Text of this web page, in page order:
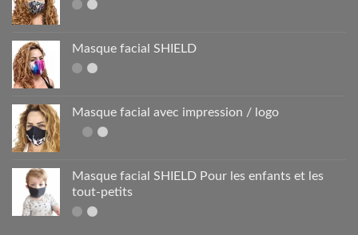
Masque facial SHIELD
Masque facial avec impression / logo
Masque facial SHIELD Pour les enfants et les
tout-petits